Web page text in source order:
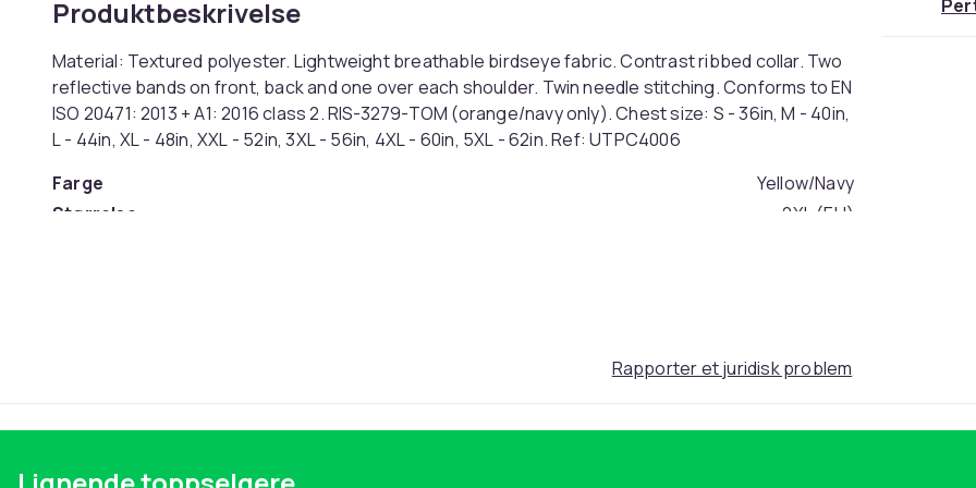
Produktbeskrivelse
Material: Textured polyester. Lightweight breathable birdseye fabric. Contrast ribbed collar. Two
reflective bands on front, back and one over each shoulder. Twin needle stitching. Conforms to EN
ISO 20471: 2013 + A1: 2016 class 2. RIS-3279-TOM (orange/navy only). Chest size: S - 36in, M - 40in,
L - 44in, XL - 48in, XXL - 52in, 3XL - 56in, 4XL - 60in, 5XL - 62in. Ref: UTPC4006
Farge
Yellow/Navy
Størrelse
2XL (EU)
Rapporter et juridisk problem